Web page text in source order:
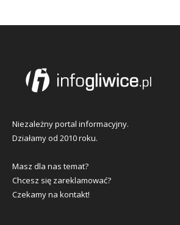
Niezależny portal informacyjny.
Działamy od 2010 roku.
Masz dla nas temat?
Chcesz się zareklamować?
Czekamy na kontakt!